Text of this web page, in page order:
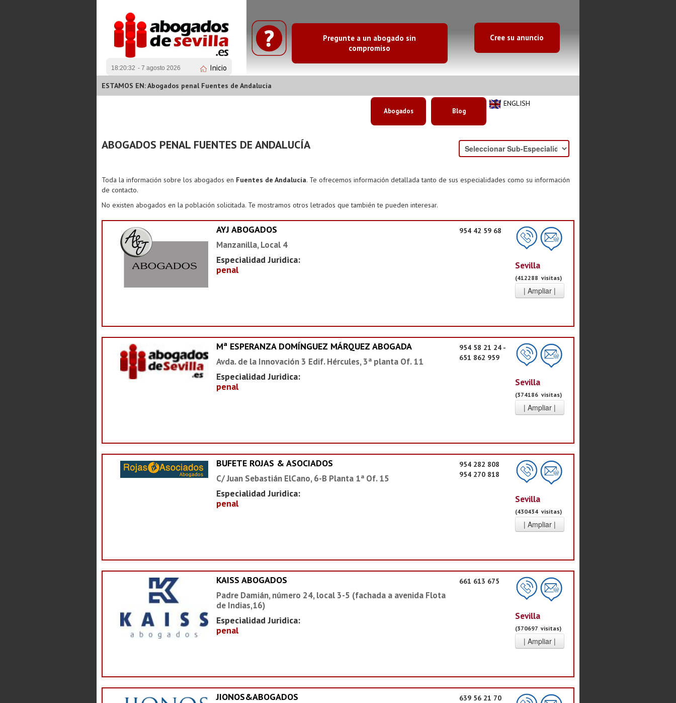
18:20:33 - 7 agosto 2026 Inicio
Pregunte a un abogado sin
compromiso
Cree su anuncio
ESTAMOS EN: Abogados penal Fuentes de Andalucía
ENGLISH
Abogados Blog
ABOGADOS PENAL FUENTES DE ANDALUCÍA
Toda la información sobre los abogados en Fuentes de Andalucía. Te ofrecemos información detallada tanto de sus especialidades como su información
de contacto.
No existen abogados en la población solicitada. Te mostramos otros letrados que también te pueden interesar.
AYJ ABOGADOS
Manzanilla, Local 4
Especialidad Juridica:
penal
954 42 59 68
Sevilla
(412288 visitas)
Mª ESPERANZA DOMÍNGUEZ MÁRQUEZ ABOGADA
Avda. de la Innovación 3 Edif. Hércules, 3ª planta Of. 11
Especialidad Juridica:
penal
954 58 21 24 -
651 862 959
Sevilla
(374186 visitas)
BUFETE ROJAS & ASOCIADOS
C/ Juan Sebastián ElCano, 6-B Planta 1ª Of. 15
Especialidad Juridica:
penal
954 282 808
954 270 818
Sevilla
(430434 visitas)
KAISS ABOGADOS
Padre Damián, número 24, local 3-5 (fachada a avenida Flota
de Indias,16)
Especialidad Juridica:
penal
661 613 675
Sevilla
(370697 visitas)
JIONOS&ABOGADOS
639 56 21 70